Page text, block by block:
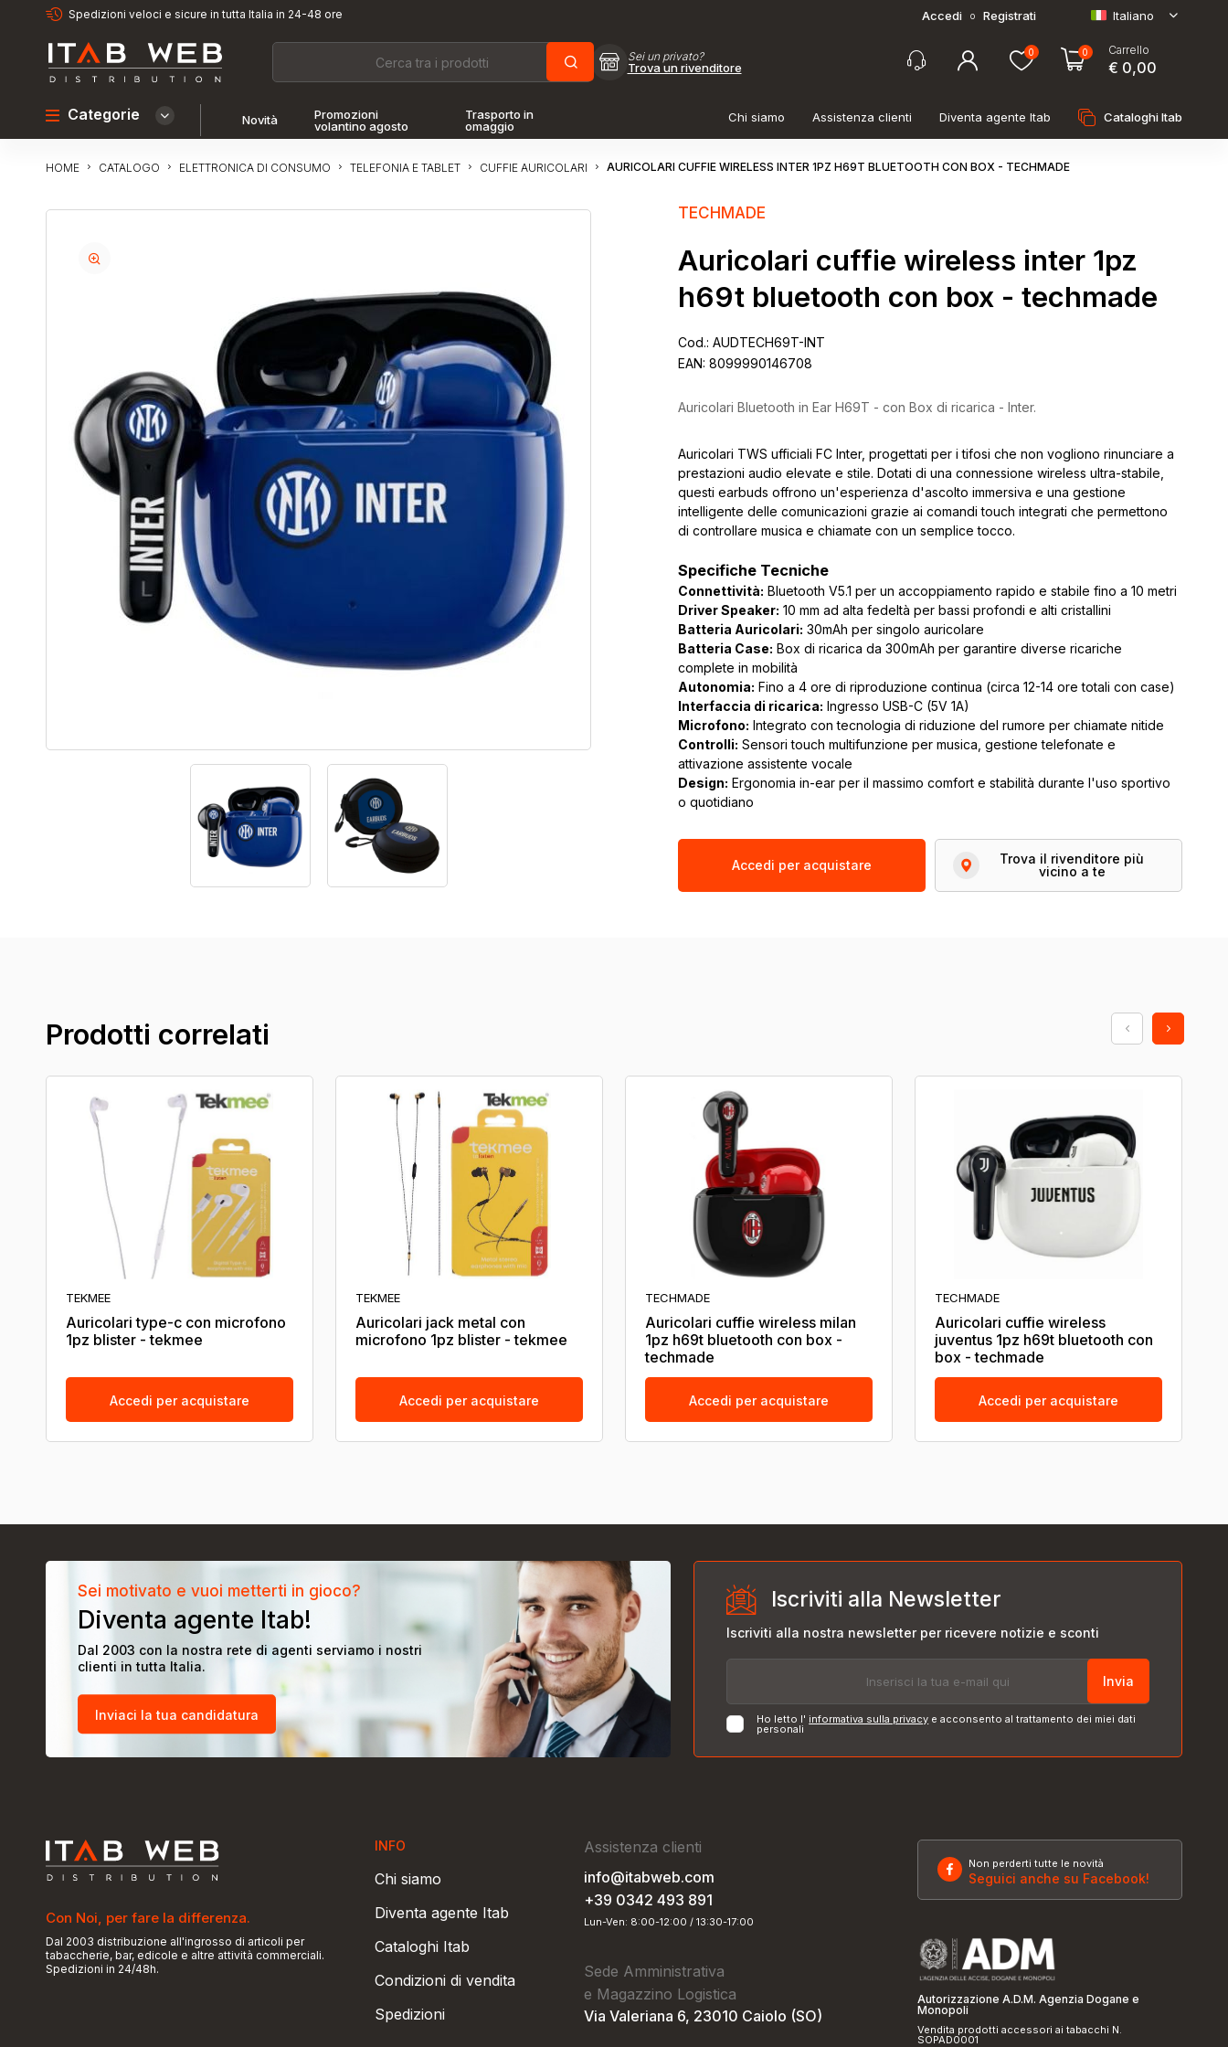
Spedizioni veloci e sicure in tutta Italia in 24-48 ore Accedi o Registrati Italiano
Sei un privato?
Trova un rivenditore
0 0 Carrello
€ 0,00
Categorie Novità
Promozioni
volantino agosto
Trasporto in
omaggio
Chi siamo Assistenza clienti Diventa agente Itab Cataloghi Itab
HOME CATALOGO ELETTRONICA DI CONSUMO TELEFONIA E TABLET CUFFIE AURICOLARI AURICOLARI CUFFIE WIRELESS INTER 1PZ H69T BLUETOOTH CON BOX - TECHMADE
TECHMADE
Auricolari cuffie wireless inter 1pz
h69t bluetooth con box - techmade
Cod.: AUDTECH69T-INT
EAN: 8099990146708
Auricolari Bluetooth in Ear H69T - con Box di ricarica - Inter.
Auricolari TWS ufficiali FC Inter, progettati per i tifosi che non vogliono rinunciare a
prestazioni audio elevate e stile. Dotati di una connessione wireless ultra-stabile,
questi earbuds offrono un'esperienza d'ascolto immersiva e una gestione
intelligente delle comunicazioni grazie ai comandi touch integrati che permettono
di controllare musica e chiamate con un semplice tocco.
Specifiche Tecniche
Connettività: Bluetooth V5.1 per un accoppiamento rapido e stabile fino a 10 metri
Driver Speaker: 10 mm ad alta fedeltà per bassi profondi e alti cristallini
Batteria Auricolari: 30mAh per singolo auricolare
Batteria Case: Box di ricarica da 300mAh per garantire diverse ricariche
complete in mobilità
Autonomia: Fino a 4 ore di riproduzione continua (circa 12-14 ore totali con case)
Interfaccia di ricarica: Ingresso USB-C (5V 1A)
Microfono: Integrato con tecnologia di riduzione del rumore per chiamate nitide
Controlli: Sensori touch multifunzione per musica, gestione telefonate e
attivazione assistente vocale
Design: Ergonomia in-ear per il massimo comfort e stabilità durante l'uso sportivo
o quotidiano
Accedi per acquistare
Trova il rivenditore più
vicino a te
Prodotti correlati
TEKMEE
Auricolari type-c con microfono
1pz blister - tekmee
Accedi per acquistare
TEKMEE
Auricolari jack metal con
microfono 1pz blister - tekmee
Accedi per acquistare
TECHMADE
Auricolari cuffie wireless milan
1pz h69t bluetooth con box -
techmade
Accedi per acquistare
TECHMADE
Auricolari cuffie wireless
juventus 1pz h69t bluetooth con
box - techmade
Accedi per acquistare
Sei motivato e vuoi metterti in gioco?
Diventa agente Itab!
Dal 2003 con la nostra rete di agenti serviamo i nostri
clienti in tutta Italia.
Inviaci la tua candidatura
Iscriviti alla Newsletter
Iscriviti alla nostra newsletter per ricevere notizie e sconti
Invia
Ho letto l'informativa sulla privacy e acconsento al trattamento dei miei dati
personali
Con Noi, per fare la differenza.
Dal 2003 distribuzione all'ingrosso di articoli per
tabaccherie, bar, edicole e altre attività commerciali.
Spedizioni in 24/48h.
INFO
Chi siamo
Diventa agente Itab
Cataloghi Itab
Condizioni di vendita
Spedizioni
Assistenza clienti
info@itabweb.com
+39 0342 493 891
Lun-Ven: 8:00-12:00 / 13:30-17:00
Sede Amministrativa
e Magazzino Logistica
Via Valeriana 6, 23010 Caiolo (SO)
Non perderti tutte le novità
Seguici anche su Facebook!
Autorizzazione A.D.M. Agenzia Dogane e
Monopoli
Vendita prodotti accessori ai tabacchi N.
SOPAD0001